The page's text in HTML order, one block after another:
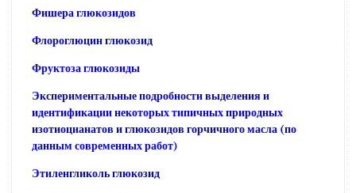
Фишера глюкозидов
Флороглюцин глюкозид
Фруктоза глюкозиды
Экспериментальные подробности выделения и
идентификации некоторых типичных природных
изотиоцианатов и глюкозидов горчичного масла (по
данным современных работ)
Этиленгликоль глюкозид